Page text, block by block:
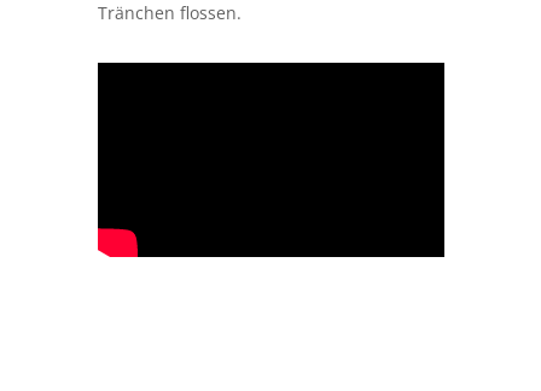
Tränchen flossen.